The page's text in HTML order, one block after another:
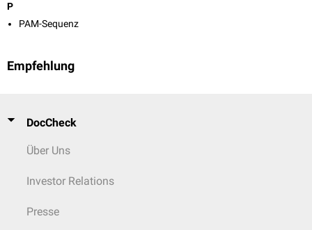
P
PAM-Sequenz
Empfehlung
DocCheck
Über Uns
Investor Relations
Presse